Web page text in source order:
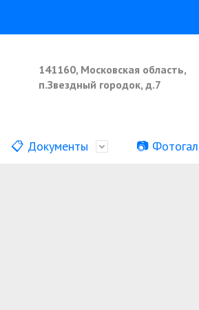
141160, Московская область,
п.Звездный городок, д.7
📋 Документы 📷